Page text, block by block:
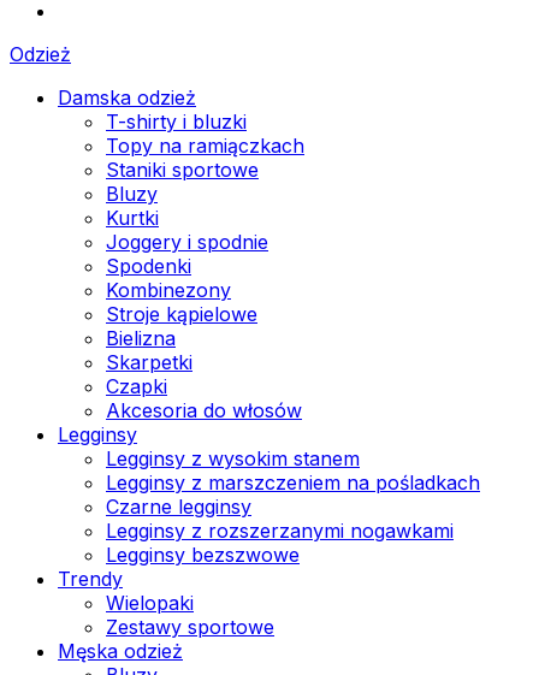
Odzież
Damska odzież
T-shirty i bluzki
Topy na ramiączkach
Staniki sportowe
Bluzy
Kurtki
Joggery i spodnie
Spodenki
Kombinezony
Stroje kąpielowe
Bielizna
Skarpetki
Czapki
Akcesoria do włosów
Legginsy
Legginsy z wysokim stanem
Legginsy z marszczeniem na pośladkach
Czarne legginsy
Legginsy z rozszerzanymi nogawkami
Legginsy bezszwowe
Trendy
Wielopaki
Zestawy sportowe
Męska odzież